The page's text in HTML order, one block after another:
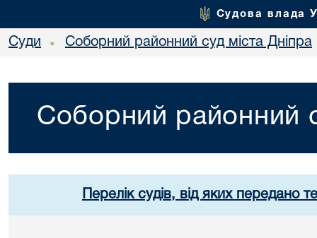
Судова влада
Суди • Соборний районний суд міста Дніпра
Соборний районний
Перелік судів, від яких передано